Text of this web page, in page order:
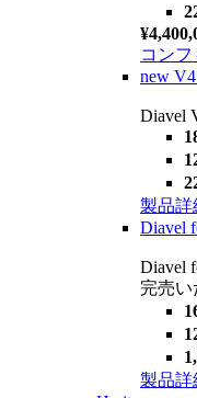
コン
new
Diavel
製品詳
Diavel
Diavel
完売い
製品詳